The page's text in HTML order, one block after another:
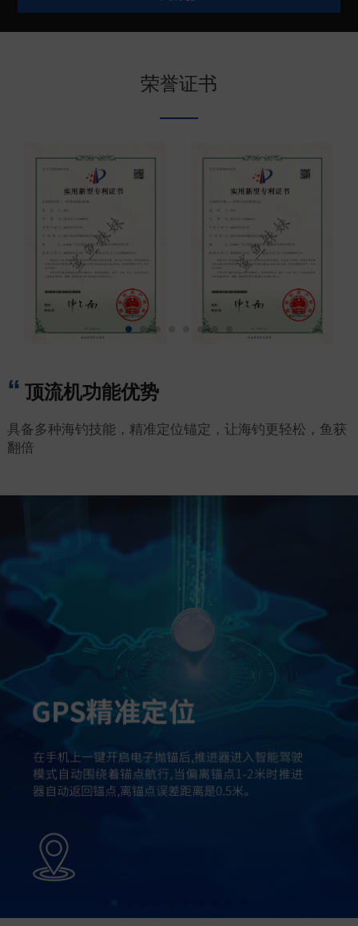
较高的防腐蚀性能和结实可靠的产品特点。目前鲨鱼
妹妹电子锚在中国深受广大钓友、船主、代理商伙伴
台湾、印尼、泰国等地区或者国家。欢迎有需要的朋
荣誉证书
顶流机功能优势
具备多种海钓技能，精准定位锚定，让海钓更轻松，鱼获
翻倍